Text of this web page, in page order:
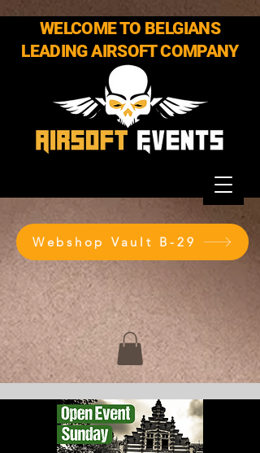
WELCOME TO BELGIANS
LEADING AIRSOFT COMPANY
Webshop Vault B-29